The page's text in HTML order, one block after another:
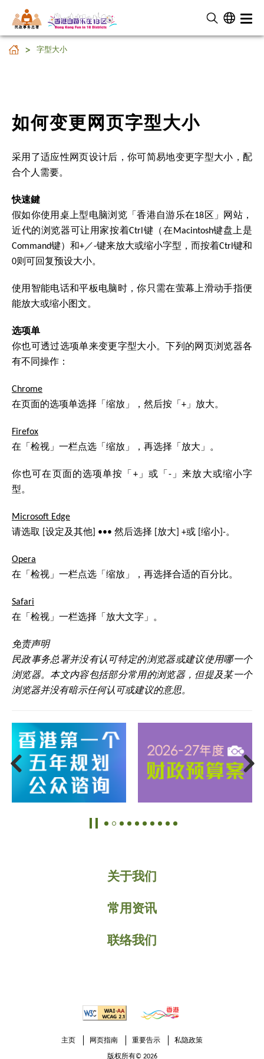
民 政 事 务 总 署
字型大小
字型大小
如何变更网页字型大小
采用了适应性网页设计后，你可简易地变更字型大小，配
合个人需要。
快速鍵
假如你使用桌上型电脑浏览「香港自游乐在18区」网站，
近代的浏览器可让用家按着Ctrl键（在Macintosh键盘上是
Command键）和+／-键来放大或缩小字型，而按着Ctrl键和
0则可回复预设大小。
使用智能电话和平板电脑时，你只需在萤幕上滑动手指便
能放大或缩小图文。
选项单
你也可透过选项单来变更字型大小。下列的网页浏览器各
有不同操作：
Chrome
在页面的选项单选择「缩放」，然后按「+」放大。
Firefox
在「检视」一栏点选「缩放」，再选择「放大」。
你也可在页面的选项单按「+」或「-」来放大或缩小字
型。
Microsoft Edge
请选取 [设定及其他] ••• 然后选择 [放大] +或 [缩小]-。
Opera
在「检视」一栏点选「缩放」，再选择合适的百分比。
Safari
在「检视」一栏选择「放大文字」。
免责声明
民政事务总署并没有认可特定的浏览器或建议使用哪一个
浏览器。本文内容包括部分常用的浏览器，但提及某一个
浏览器并没有暗示任何认可或建议的意思。
关于我们
常用资讯
联络我们
主页 网页指南 重要告示 私隐政策
版权所有© 2026